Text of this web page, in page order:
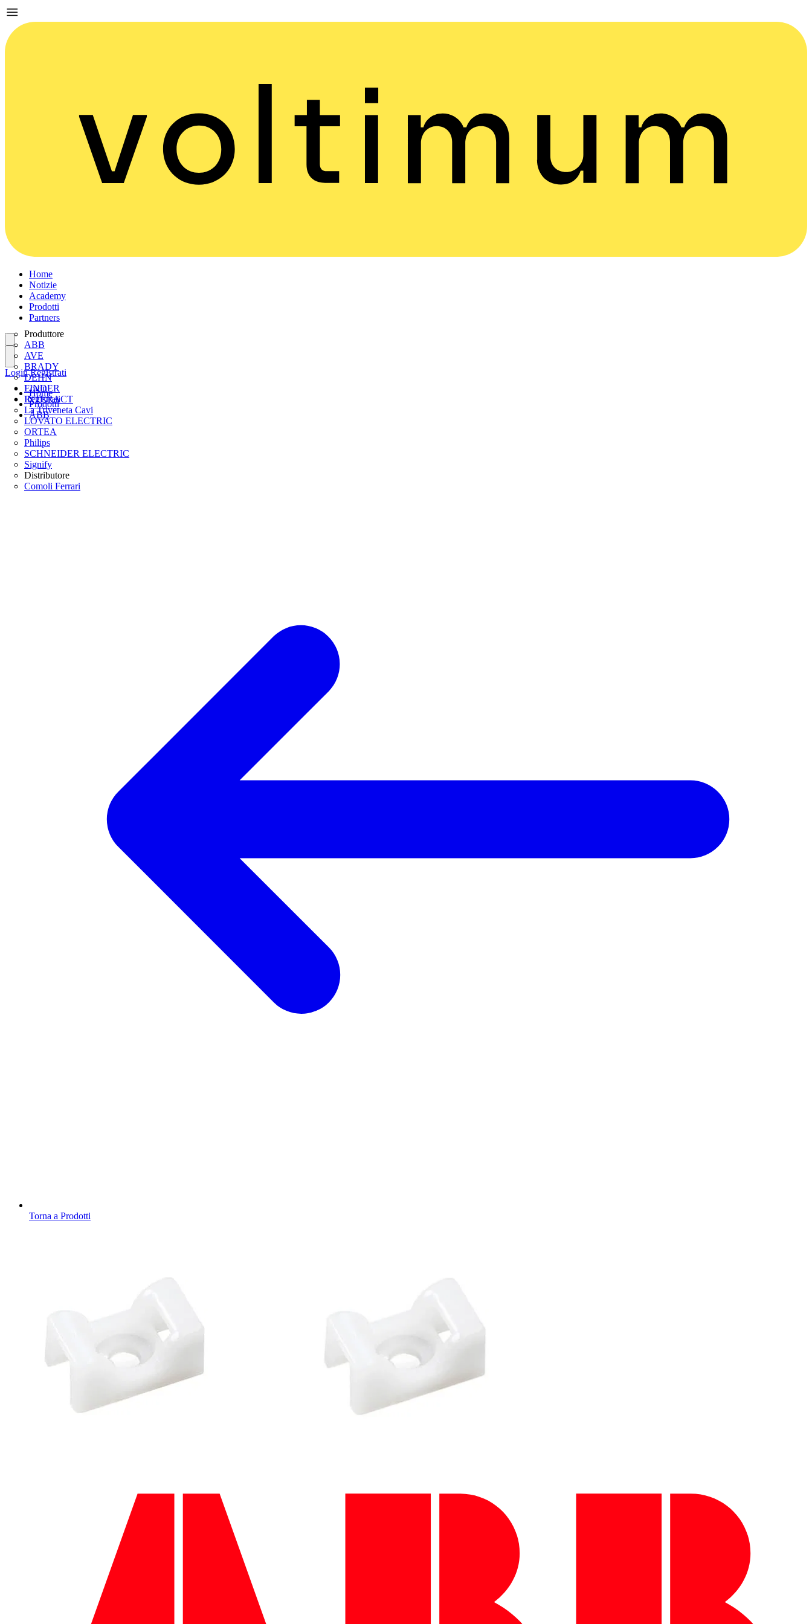
Home
Notizie
Academy
Prodotti
Partners
Produttore
ABB
AVE
BRADY
DEHN
FINDER
INTERACT
La Triveneta Cavi
LOVATO ELECTRIC
ORTEA
Philips
SCHNEIDER ELECTRIC
Signify
Distributore
Comoli Ferrari
Login
Registrati
Login Registrati
Home
Prodotti
ABB
Torna a Prodotti